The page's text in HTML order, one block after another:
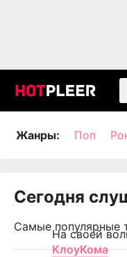
Жанры: Поп
Сегодня
Самые популярные
На своей
КлоуКома